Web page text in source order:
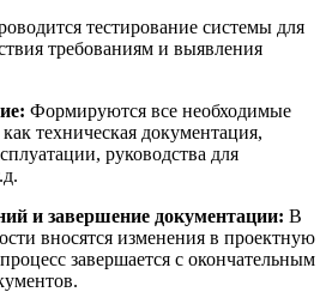
тестирование системы для
требованиям и выявления
Формируются все необходимые
техническая документация,
руководства для
и завершение документации: В
вносятся изменения в проектную
завершается с окончательным